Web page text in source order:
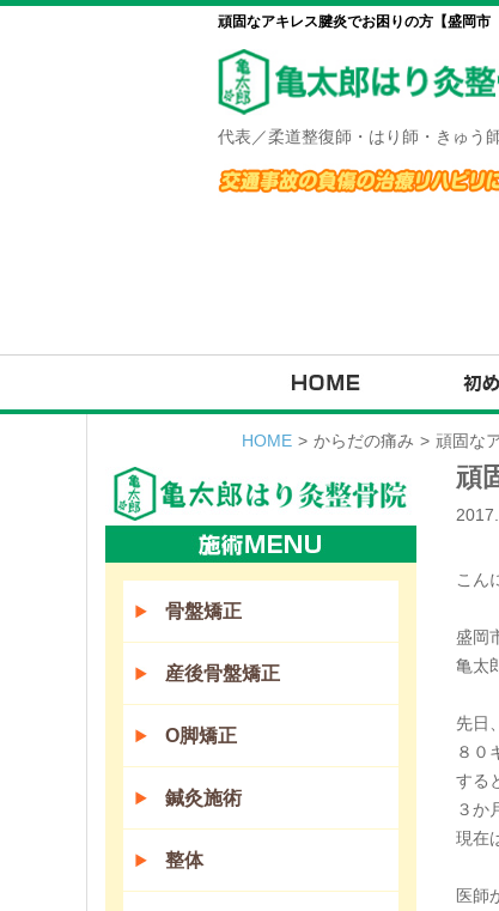
頑固なアキレス腱炎でお困りの方【盛岡
代表／柔道整復師・はり師・きゅ
HOME > からだの痛み > 頑固な
頑
こん
盛岡
亀太
先日
８０
する
３か
現在
医師
骨盤矯正
産後骨盤矯正
O脚矯正
鍼灸施術
整体